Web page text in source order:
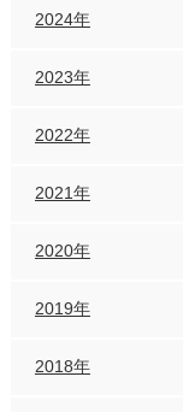
2024年
2023年
2022年
2021年
2020年
2019年
2018年